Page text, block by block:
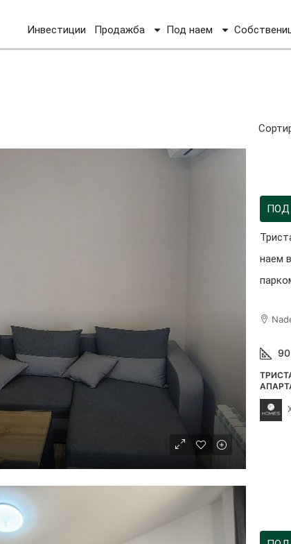
Инвестиции Продажба Под наем
ПОД
наем
90